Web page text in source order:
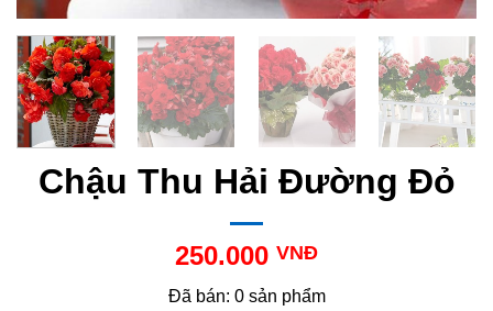
Chậu Thu Hải Đường Đỏ
250.000 VNĐ
Đã bán: 0 sản phẩm